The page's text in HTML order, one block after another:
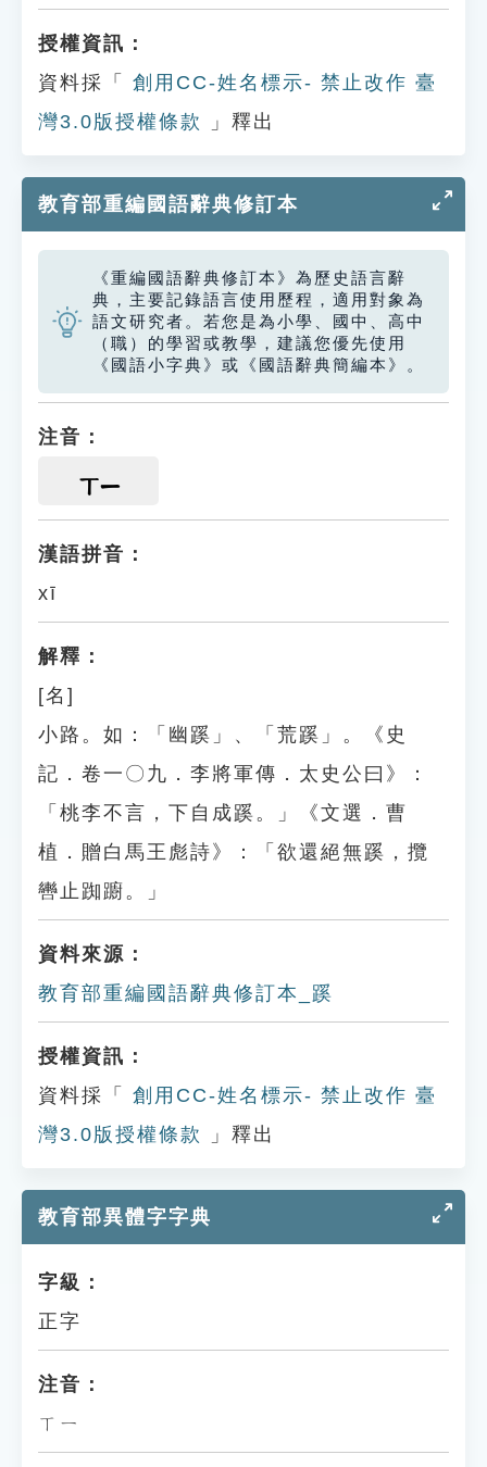
授權資訊：
資料採「
創用CC-姓名標示- 禁止改作 臺
灣3.0版授權條款
」釋出
教育部重編國語辭典修訂本
《重編國語辭典修訂本》為歷史語言辭
典，主要記錄語言使用歷程，適用對象為
語文研究者。若您是為小學、國中、高中
（職）的學習或教學，建議您優先使用
《國語小字典》或《國語辭典簡編本》。
注音：
ㄒㄧ
漢語拼音：
xī
解釋：
[名]
小路。如：「幽蹊」、「荒蹊」。《史
記．卷一〇九．李將軍傳．太史公曰》：
「桃李不言，下自成蹊。」《文選．曹
植．贈白馬王彪詩》：「欲還絕無蹊，攬
轡止踟躕。」
資料來源：
教育部重編國語辭典修訂本_蹊
授權資訊：
資料採「
創用CC-姓名標示- 禁止改作 臺
灣3.0版授權條款
」釋出
教育部異體字字典
字級：
正字
注音：
ㄒㄧ